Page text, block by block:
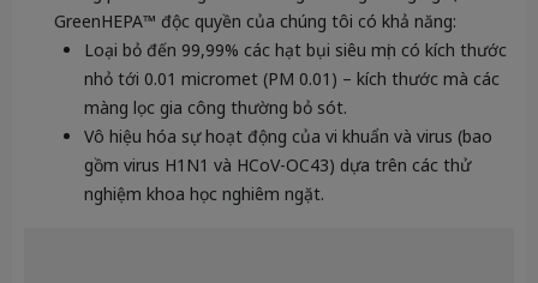
GreenHEPA™ độc quyền của chúng tôi có khả năng:
Loại bỏ đến 99,99% các hạt bụi siêu mịn có kích thước
nhỏ tới 0.01 micromet (PM 0.01) – kích thước mà các
màng lọc gia công thường bỏ sót.
Vô hiệu hóa sự hoạt động của vi khuẩn và virus (bao
gồm virus H1N1 và HCoV-OC43) dựa trên các thử
nghiệm khoa học nghiêm ngặt.